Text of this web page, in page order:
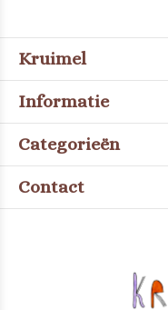
Kruimel
Informatie
Categorieën
Contact